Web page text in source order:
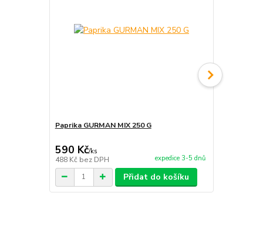
Paprika GURMAN MIX 250 G
590 Kč/ks
488 Kč bez DPH expedice 3-5 dnů
Přidat do košíku